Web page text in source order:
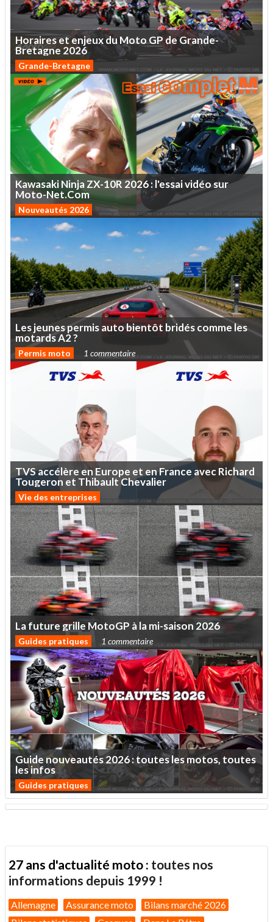
HorairesetenjeuxduMotoGPdeGrande-
Bretagne 2026
Grande-Bretagne
KawasakiNinjaZX-10R2026:l'essaividéosur
Moto-Net.Com
Nouveautés 2026
Lesjeunespermisautobientôt bridéscommeles
motardsA2?
Permis moto 1 commentaire
TVSaccélère enEurope et enFrance avecRichard
Tougeron et Thibault Chevalier
Vie des entreprises
Lafuturegrille MotoGP àlami-saison 2026
Guides pratiques 1 commentaire
Guidenouveautés2026:touteslesmotos,toutes
lesinfos
Guides pratiques
27 ans d'actualité moto : toutes nos
informations depuis 1999 !
Allemagne Assurance moto
Bilans marché 2026